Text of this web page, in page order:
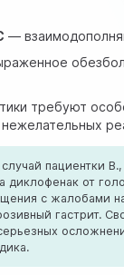
—
требуют
пациентки
диклофенак от
с жалобами
гастрит.